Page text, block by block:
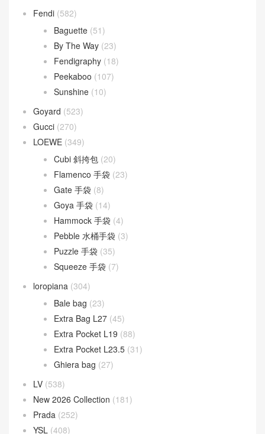
Fendi (582)
Baguette (51)
By The Way (23)
Fendigraphy (18)
Peekaboo (107)
Sunshine (10)
Goyard (523)
Gucci (270)
LOEWE (349)
Cubi 斜挎包 (20)
Flamenco 手袋 (23)
Gate 手袋 (8)
Goya 手袋 (14)
Hammock 手袋 (4)
Pebble 水桶手袋 (3)
Puzzle 手袋 (35)
Squeeze 手袋 (7)
loropiana (304)
Bale bag (23)
Extra Bag L27 (45)
Extra Pocket L19 (88)
Extra Pocket L23.5 (31)
Ghiera bag (27)
LV (538)
New 2026 Collection (181)
Prada (252)
YSL (408)